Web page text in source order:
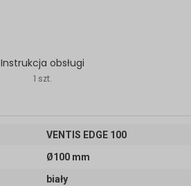
Instrukcja obsługi
1 szt.
VENTIS EDGE 100
Ø100 mm
biały